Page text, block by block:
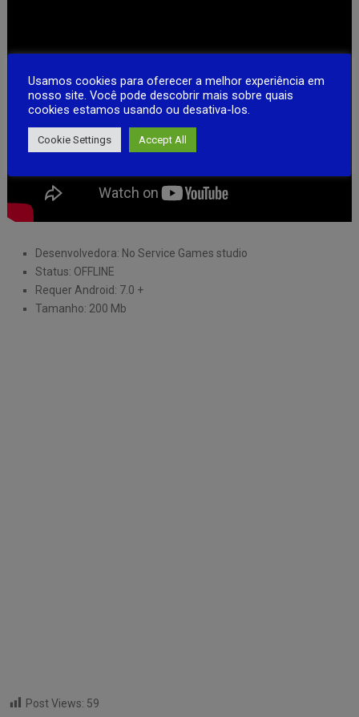
Desenvolvedora: No Service Games studio
Status: OFFLINE
Requer Android: 7.0 +
Tamanho: 200 Mb
Post Views: 59
Usamos cookies para oferecer a melhor experiência em
nosso site. Você pode descobrir mais sobre quais
cookies estamos usando ou desativa-los.
Cookie Settings Accept All